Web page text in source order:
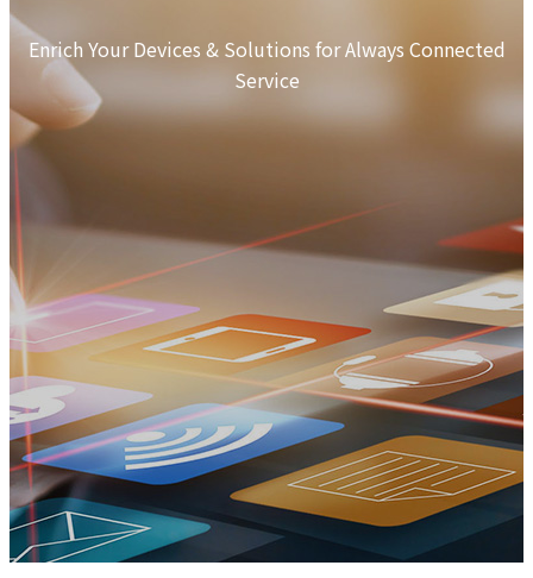
Enrich Your Devices & Solutions for Always Connected
Service